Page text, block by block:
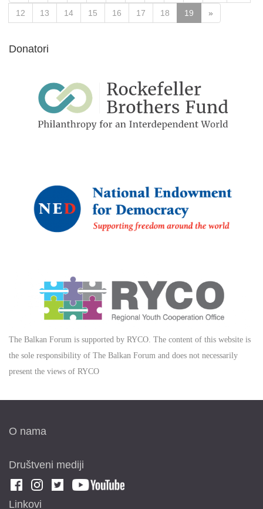
12 13 14 15 16 17 18 19 »
Donatori
The Balkan Forum is supported by RYCO. The content of this website is
the sole responsibility of The Balkan Forum and does not necessarily
present the views of RYCO
O nama
Društveni mediji
Linkovi